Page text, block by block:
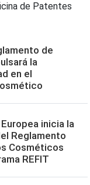
de Patentes
de
la
en el
inicia la
Reglamento
Cosméticos
REFIT